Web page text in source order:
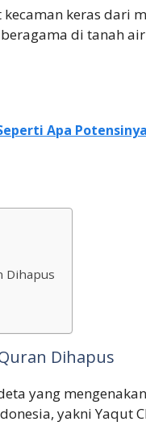
keras dari
di tanah
Apa
Dihapus
Dihapus
yang
yakni Yaqut